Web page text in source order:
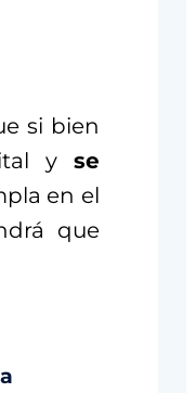
si bien
y se
en el
que